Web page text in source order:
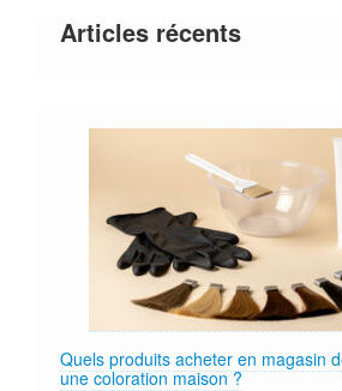
Articles récents
Quels produits acheter en magasin
une coloration maison ?